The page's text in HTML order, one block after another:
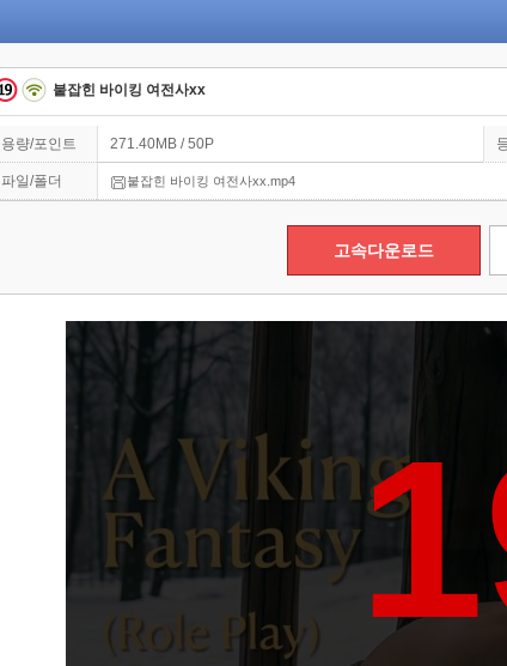
붙잡힌 바이킹 여전사xx
용량/포인트 271.40MB / 50P
파일/폴더 붙잡힌 바이킹 여전사xx.mp4
고속다운로드